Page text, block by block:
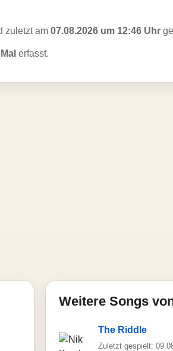
zuletzt am 07.08.2026 um 12:46 Uhr
erfasst.
Weitere Songs
The Riddle
Zuletzt gespielt: